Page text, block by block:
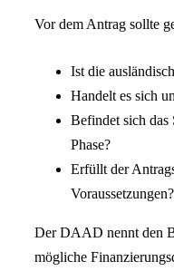
Vor dem Antrag sollte
Ist die
Handelt es sich
Befindet sich das
Phase?
Erfüllt der
Voraussetzungen?
Der DAAD nennt den
mögliche